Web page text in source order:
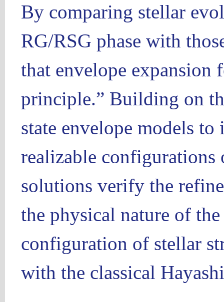
By comparing stellar
RG/RSG phase with
that envelope
principle.” Building on
state envelope models
realizable configurations
solutions verify the
the physical nature of
configuration of stellar
with the classical